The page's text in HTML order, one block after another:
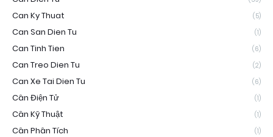
Can Ky Thuat (5)
Can San Dien Tu (1)
Can Tinh Tien (6)
Can Treo Dien Tu (2)
Can Xe Tai Dien Tu (6)
Cân Điện Tử (1)
Cân Kỹ Thuật (1)
Cân Phân Tích (1)